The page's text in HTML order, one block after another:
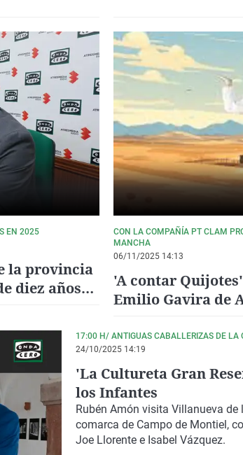
EN 2025
la provincia
diez años
CON LA COMPAÑÍA PT CLAM
MANCHA
06/11/2025 14:13
'A contar
Emilio Gavira de
17:00 H/ ANTIGUAS CABALLERIZAS DE LA
24/10/2025 14:19
'La Cultureta Gran
los Infantes
Rubén Amón visita Villanueva
comarca de Campo de Montiel,
Joe Llorente e Isabel Vázquez.